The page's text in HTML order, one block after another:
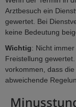
Arztbesuch ein
gewertet. Bei
keine Bedeutung
Wichtig: Nicht
Freistellung
vorkommen, dass
abweichende